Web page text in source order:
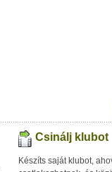
Csinálj klubot
Készíts saját klubot,